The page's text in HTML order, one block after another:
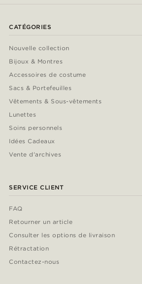
CATÉGORIES
Nouvelle collection
Bijoux & Montres
Accessoires de costume
Sacs & Portefeuilles
Vêtements & Sous-vêtements
Lunettes
Soins personnels
Idées Cadeaux
Vente d'archives
SERVICE CLIENT
FAQ
Retourner un article
Consulter les options de livraison
Rétractation
Contactez-nous